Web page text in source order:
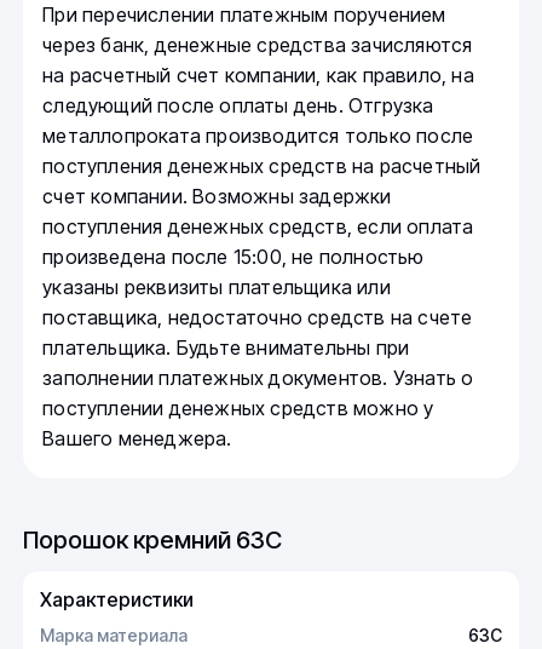
При перечислении платежным поручением
через банк, денежные средства зачисляются
на расчетный счет компании, как правило, на
следующий после оплаты день. Отгрузка
металлопроката производится только после
поступления денежных средств на расчетный
счет компании. Возможны задержки
поступления денежных средств, если оплата
произведена после 15:00, не полностью
указаны реквизиты плательщика или
поставщика, недостаточно средств на счете
плательщика. Будьте внимательны при
заполнении платежных документов. Узнать о
поступлении денежных средств можно у
Вашего менеджера.
Порошок кремний 63C
Характеристики
Марка материала
63C